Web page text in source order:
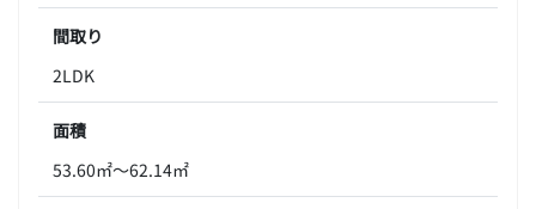
間取り
2LDK
面積
53.60㎡～62.14㎡